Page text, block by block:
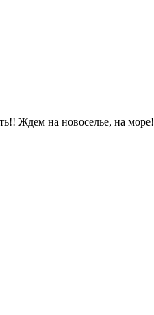
Ждем на новоселье, на море!